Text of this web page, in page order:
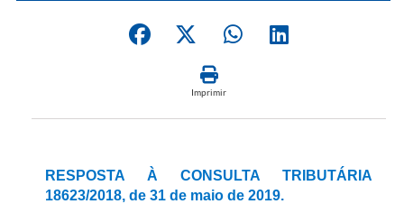
Imprimir
RESPOSTA À CONSULTA TRIBUTÁRIA
18623/2018, de 31 de maio de 2019.